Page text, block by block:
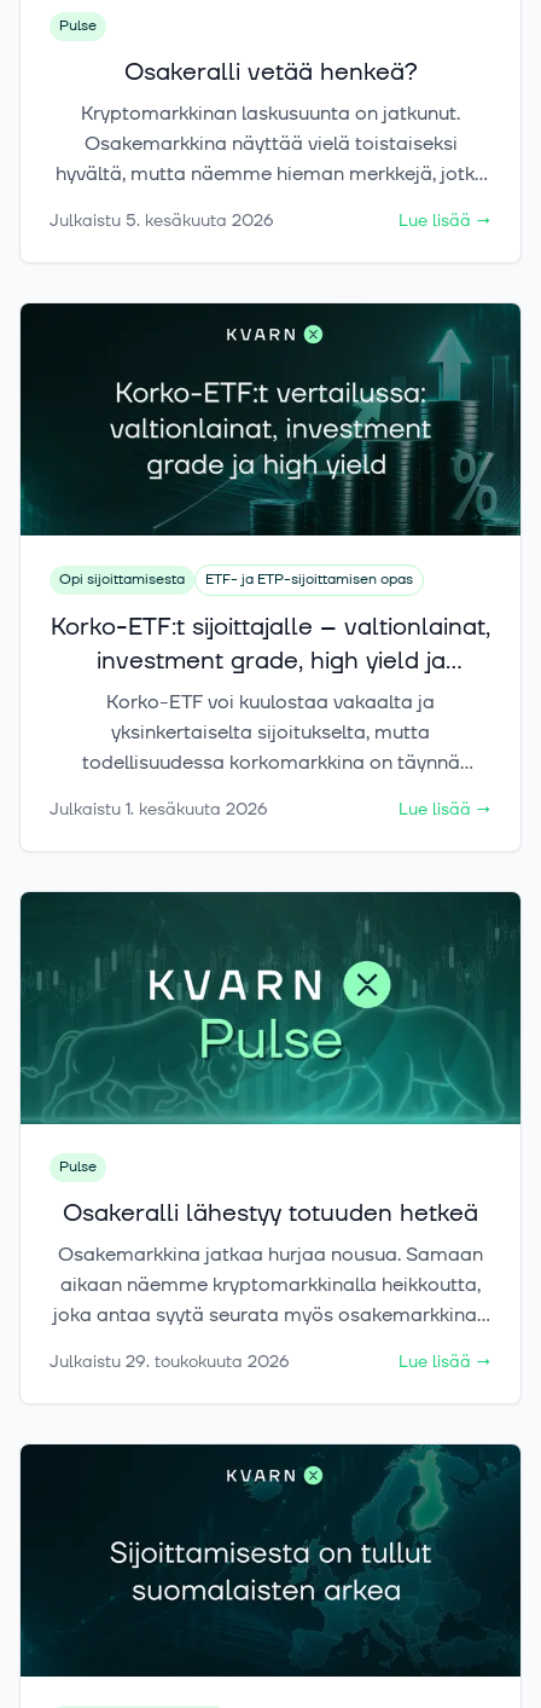
Pulse
Osakeralli vetää henkeä?
Kryptomarkkinan laskusuunta on jatkunut.
Osakemarkkina näyttää vielä toistaiseksi
hyvältä, mutta näemme hieman merkkejä, jotka
Julkaistu 5. kesäkuuta 2026 Lue lisää →
Opi sijoittamisesta ETF- ja ETP-sijoittamisen opas
Korko-ETF:t sijoittajalle – valtionlainat,
investment grade, high yield ja
duraatio-riski
Korko-ETF voi kuulostaa vakaalta ja
yksinkertaiselta sijoitukselta, mutta
todellisuudessa korkomarkkina on täynnä
yrityslainoja, high yield -lainoja sekä lyhyen ja
pitkän duraation tuotteita. Tässä artikkelissa
syntyy, mitä riskejä sijoittajan pitää ymmärtää
ja miten eri korko-ETF voivat sopia erilaisiin
sijoitustavoitteisiin.
Julkaistu 1. kesäkuuta 2026 Lue lisää →
Pulse
Osakeralli lähestyy totuuden hetkeä
Osakemarkkina jatkaa hurjaa nousua. Samaan
aikaan näemme kryptomarkkinalla heikkoutta,
joka antaa syytä seurata myös osakemarkkinaa
Julkaistu 29. toukokuuta 2026 Lue lisää →